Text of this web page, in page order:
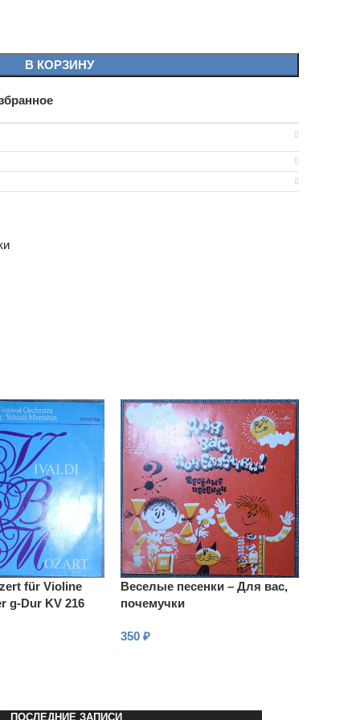
В КОРЗИНУ
für Violine
g-Dur KV 216
Веселые песенки – Для вас,
почемучки
350 ₽
ПОСЛЕДНИЕ ЗАПИСИ